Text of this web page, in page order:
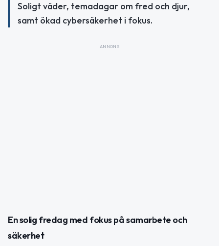
Soligt väder, temadagar om fred och djur,
samt ökad cybersäkerhet i fokus.
ANNONS
En solig fredag med fokus på samarbete och
säkerhet